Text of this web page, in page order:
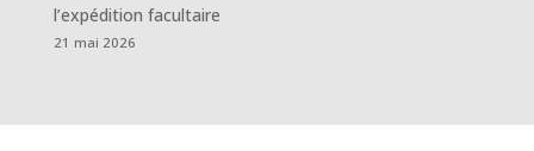
l’expédition facultaire
21 mai 2026